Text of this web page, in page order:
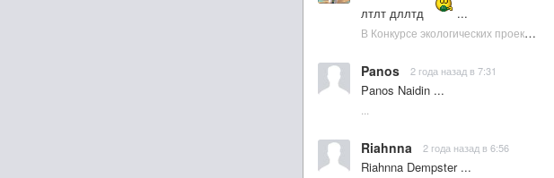
лтлт дллтд
...
В Конкурсе экологических проектов в Подмосковье активно участвовала молодежь :: NewsRbk.ru...
Panos 2 года назад в 7:31
Panos Naidin ...
Riahnna 2 года назад в 6:56
Riahnna Dempster ...